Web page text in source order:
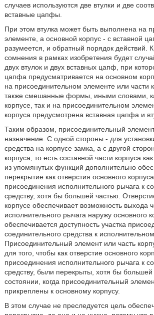
случаев используются две втулки и две
вставные цапфы.
При этом втулка может быть выполнена на
элементе, а основной корпус - с вставной
разумеется, и обратный порядок действий.
сомнения в рамках изобретения будет
двух втулок и двух вставных цапф, при
цапфа предусматривается на основном
на присоединительном элементе или части
также смешанные формы, иными словами,
корпусе, так и на присоединительном
корпуса предусмотрена вставная цапфа и
Таким образом, присоединительный
назначение. С одной стороны - для
средства на корпусе замка, а с другой
корпуса, то есть составной части корпуса
из упомянутых функций дополнительно
перекрытие как отверстия основного
присоединения исполнительного рычага к
средству, хотя бы большей частью.
корпусе обеспечивает возможность выхода
исполнительного рычага наружу основного
обеспечивается доступность участка
соединительного средства к
Присоединительный элемент или часть
для того, чтобы как отверстие основного
присоединения исполнительного рычага к
средству, были перекрыты, хотя бы
состоянии, когда присоединительный
прикреплены к основному корпусу.
В этом случае не преследуется цель